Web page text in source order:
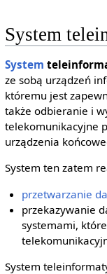
System
System
ze sobą urządzeń
któremu jest
także odbieranie i
telekomunikacyjne
urządzenia
System ten zatem
przetwarzanie
przekazywanie
systemami,
System